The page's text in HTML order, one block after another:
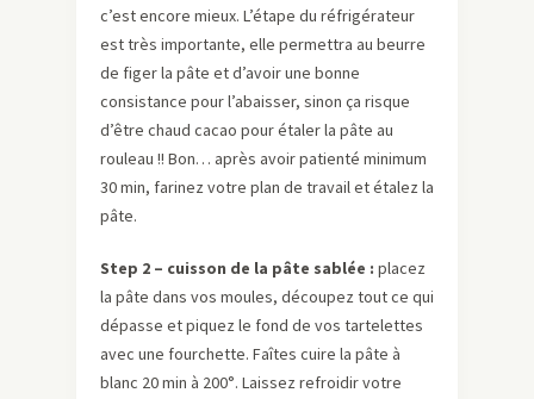
c’est encore mieux. L’étape du réfrigérateur
est très importante, elle permettra au beurre
de figer la pâte et d’avoir une bonne
consistance pour l’abaisser, sinon ça risque
d’être chaud cacao pour étaler la pâte au
rouleau !! Bon… après avoir patienté minimum
30 min, farinez votre plan de travail et étalez la
pâte.
Step 2 – cuisson de la pâte sablée : placez
la pâte dans vos moules, découpez tout ce qui
dépasse et piquez le fond de vos tartelettes
avec une fourchette. Faîtes cuire la pâte à
blanc 20 min à 200°. Laissez refroidir votre